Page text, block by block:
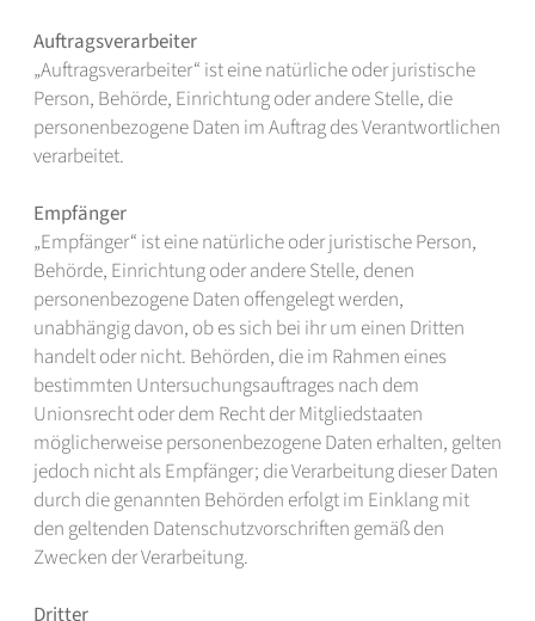
Auftragsverarbeiter
„Auftragsverarbeiter“ ist eine natürliche oder juristische
Person, Behörde, Einrichtung oder andere Stelle, die
personenbezogene Daten im Auftrag des Verantwortlichen
verarbeitet.
Empfänger
„Empfänger“ ist eine natürliche oder juristische Person,
Behörde, Einrichtung oder andere Stelle, denen
personenbezogene Daten offengelegt werden,
unabhängig davon, ob es sich bei ihr um einen Dritten
handelt oder nicht. Behörden, die im Rahmen eines
bestimmten Untersuchungsauftrages nach dem
Unionsrecht oder dem Recht der Mitgliedstaaten
möglicherweise personenbezogene Daten erhalten, gelten
jedoch nicht als Empfänger; die Verarbeitung dieser Daten
durch die genannten Behörden erfolgt im Einklang mit
den geltenden Datenschutzvorschriften gemäß den
Zwecken der Verarbeitung.
Dritter